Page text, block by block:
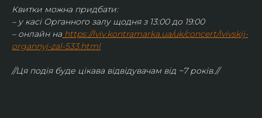
Квитки можна придбати:
– у касі Органного залу щодня з 13:00 до 19:00
– онлайн на https://lviv.kontramarka.ua/uk/concert/lvivskij-
organnyj-zal-533.html
//Ця подія буде цікава відвідувачам від ~7 років.//